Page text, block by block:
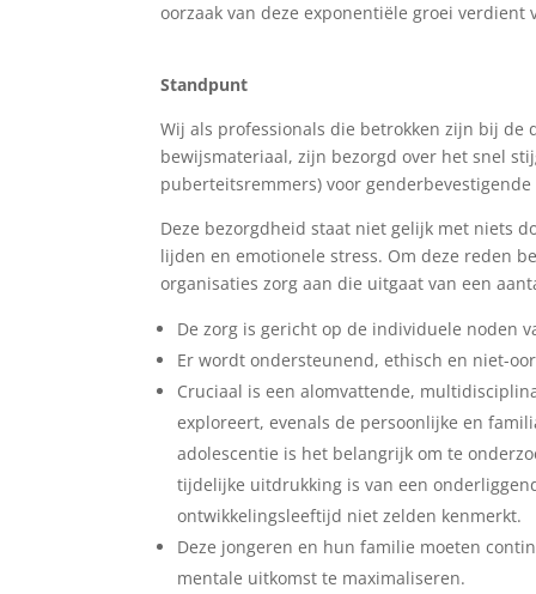
oorzaak van deze exponentiële groei verdient
Standpunt
Wij als professionals die betrokken zijn bij
bewijsmateriaal, zijn bezorgd over het snel
puberteitsremmers) voor
Deze bezorgdheid staat niet gelijk met niets
lijden en emotionele stress. Om deze reden
organisaties zorg aan die uitgaat van een
De zorg is gericht op de individuele noden
Er wordt ondersteunend, ethisch en niet-
Cruciaal is een alomvattende,
exploreert, evenals de persoonlijke en
adolescentie is het belangrijk om te
tijdelijke uitdrukking is van een
ontwikkelingsleeftijd niet zelden kenmerkt.
Deze jongeren en hun familie moeten
mentale uitkomst te maximaliseren.